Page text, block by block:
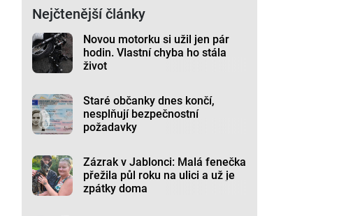
Nejčtenější články
Novou motorku si užil jen pár
hodin. Vlastní chyba ho stála
život
Staré občanky dnes končí,
nesplňují bezpečnostní
požadavky
Zázrak v Jablonci: Malá fenečka
přežila půl roku na ulici a už je
zpátky doma